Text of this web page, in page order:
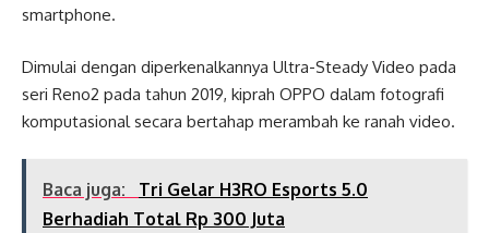
smartphone.
Dimulai dengan diperkenalkannya Ultra-Steady Video pada
seri Reno2 pada tahun 2019, kiprah OPPO dalam fotografi
komputasional secara bertahap merambah ke ranah video.
Baca juga:
Tri Gelar H3RO Esports 5.0
Berhadiah Total Rp 300 Juta